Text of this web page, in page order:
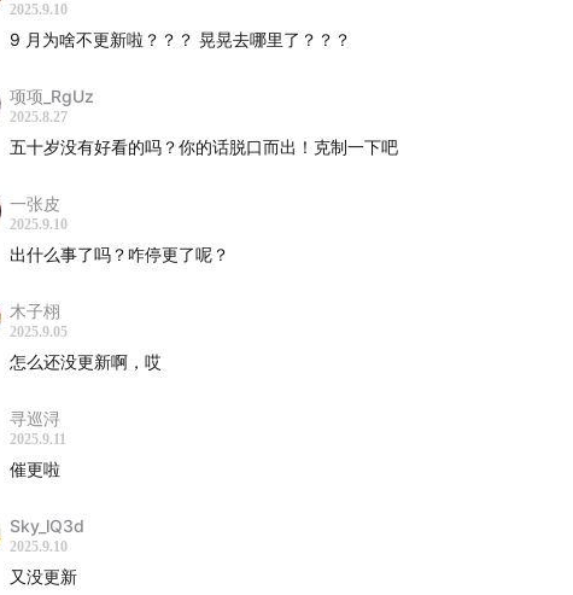
2025.9.10
9 月为啥不更新啦？？？ 晃晃去哪里了？？？
项项_RgUz
2025.8.27
五十岁没有好看的吗？你的话脱口而出！克制一下吧
一张皮
2025.9.10
出什么事了吗？咋停更了呢？
木子栩
2025.9.05
怎么还没更新啊，哎
寻巡浔
2025.9.11
催更啦
Sky_lQ3d
2025.9.10
又没更新